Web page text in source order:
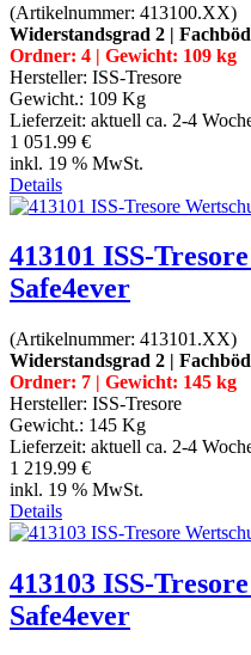
(Artikelnummer: 413100.XX)
Widerstandsgrad 2 |
Ordner: 4 | Gewicht: 109 kg
Hersteller: ISS-Tresore
Gewicht.: 109 Kg
Lieferzeit: aktuell ca. 2-4
1 051.99 €
inkl. 19 % MwSt.
Details
413101 ISS-
Safe4ever
(Artikelnummer: 413101.XX)
Widerstandsgrad 2 |
Ordner: 7 | Gewicht: 145 kg
Hersteller: ISS-Tresore
Gewicht.: 145 Kg
Lieferzeit: aktuell ca. 2-4
1 219.99 €
inkl. 19 % MwSt.
Details
413103 ISS-
Safe4ever